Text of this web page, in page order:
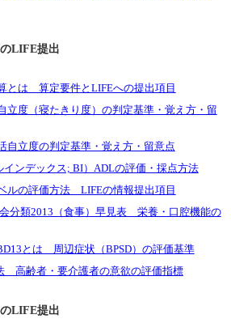
LIFE提出
とは 算定要件とLIFEへの提出項目
立度（寝たきり度）の判定基準・覚え方・留
自立度の判定基準・覚え方・留意点
インデックス; BI）ADLの評価・採点方法
ルの評価方法 LIFEの情報提出項目
分類2013（食事）早見表 栄養・口腔機能の
とは 周辺症状（BPSD）の評価基準
高齢者・要介護者の意欲の評価指標
LIFE提出